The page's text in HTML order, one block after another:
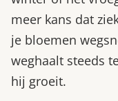
meer kans dat
je bloemen
weghaalt steeds
hij groeit.